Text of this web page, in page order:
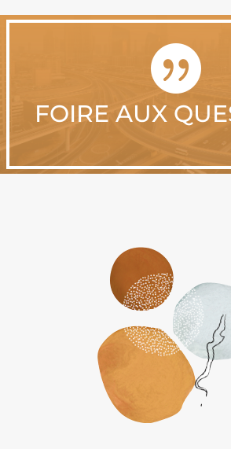

FOIRE AUX